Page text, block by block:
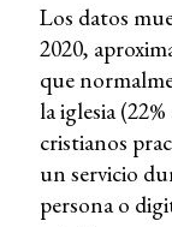
Los datos
2020,
que
la iglesia
cristianos
un servicio
persona o